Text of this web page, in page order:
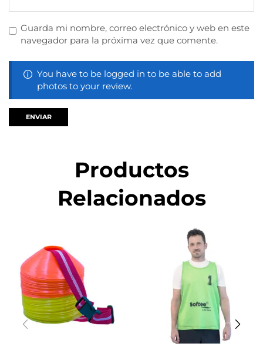
Guarda mi nombre, correo electrónico y web en este
navegador para la próxima vez que comente.
You have to be logged in to be able to add
photos to your review.
Productos
Relacionados